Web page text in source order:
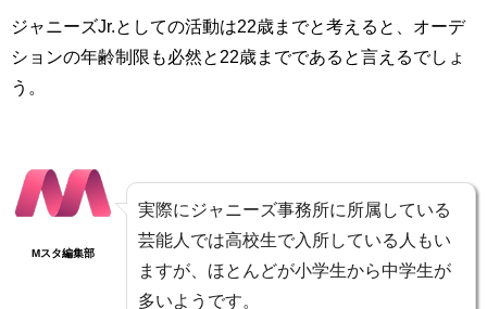
ジャニーズJr.としての活動は22歳までと考えると、オーデ
ションの年齢制限も必然と22歳までであると言えるでしょ
う。
Mスタ編集部
実際にジャニーズ事務所に所属している
芸能人では高校生で入所している人もい
ますが、ほとんどが小学生から中学生が
多いようです。